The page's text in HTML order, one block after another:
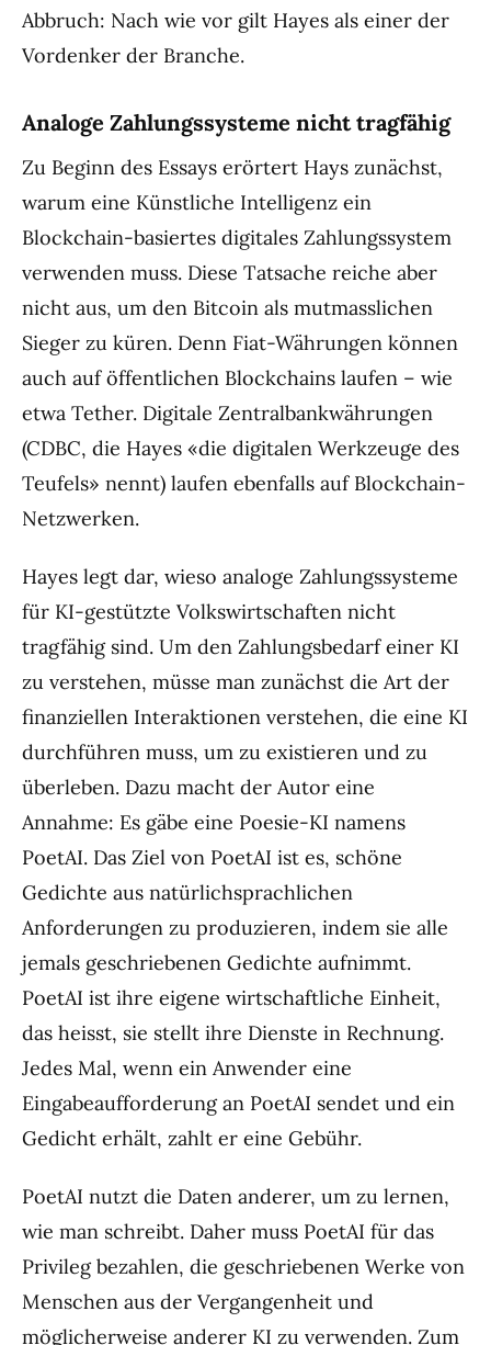
Abbruch: Nach wie vor gilt Hayes als einer der
Vordenker der Branche.
Analoge Zahlungssysteme nicht tragfähig
Zu Beginn des Essays erörtert Hays zunächst,
warum eine Künstliche Intelligenz ein
Blockchain-basiertes digitales Zahlungssystem
verwenden muss. Diese Tatsache reiche aber
nicht aus, um den Bitcoin als mutmasslichen
Sieger zu küren. Denn Fiat-Währungen können
auch auf öffentlichen Blockchains laufen – wie
etwa Tether. Digitale Zentralbankwährungen
(CDBC, die Hayes «die digitalen Werkzeuge des
Teufels» nennt) laufen ebenfalls auf Blockchain-
Netzwerken.
Hayes legt dar, wieso analoge Zahlungssysteme
für KI-gestützte Volkswirtschaften nicht
tragfähig sind. Um den Zahlungsbedarf einer KI
zu verstehen, müsse man zunächst die Art der
finanziellen Interaktionen verstehen, die eine KI
durchführen muss, um zu existieren und zu
überleben. Dazu macht der Autor eine
Annahme: Es gäbe eine Poesie-KI namens
PoetAI. Das Ziel von PoetAI ist es, schöne
Gedichte aus natürlichsprachlichen
Anforderungen zu produzieren, indem sie alle
jemals geschriebenen Gedichte aufnimmt.
PoetAI ist ihre eigene wirtschaftliche Einheit,
das heisst, sie stellt ihre Dienste in Rechnung.
Jedes Mal, wenn ein Anwender eine
Eingabeaufforderung an PoetAI sendet und ein
Gedicht erhält, zahlt er eine Gebühr.
PoetAI nutzt die Daten anderer, um zu lernen,
wie man schreibt. Daher muss PoetAI für das
Privileg bezahlen, die geschriebenen Werke von
Menschen aus der Vergangenheit und
möglicherweise anderer KI zu verwenden. Zum